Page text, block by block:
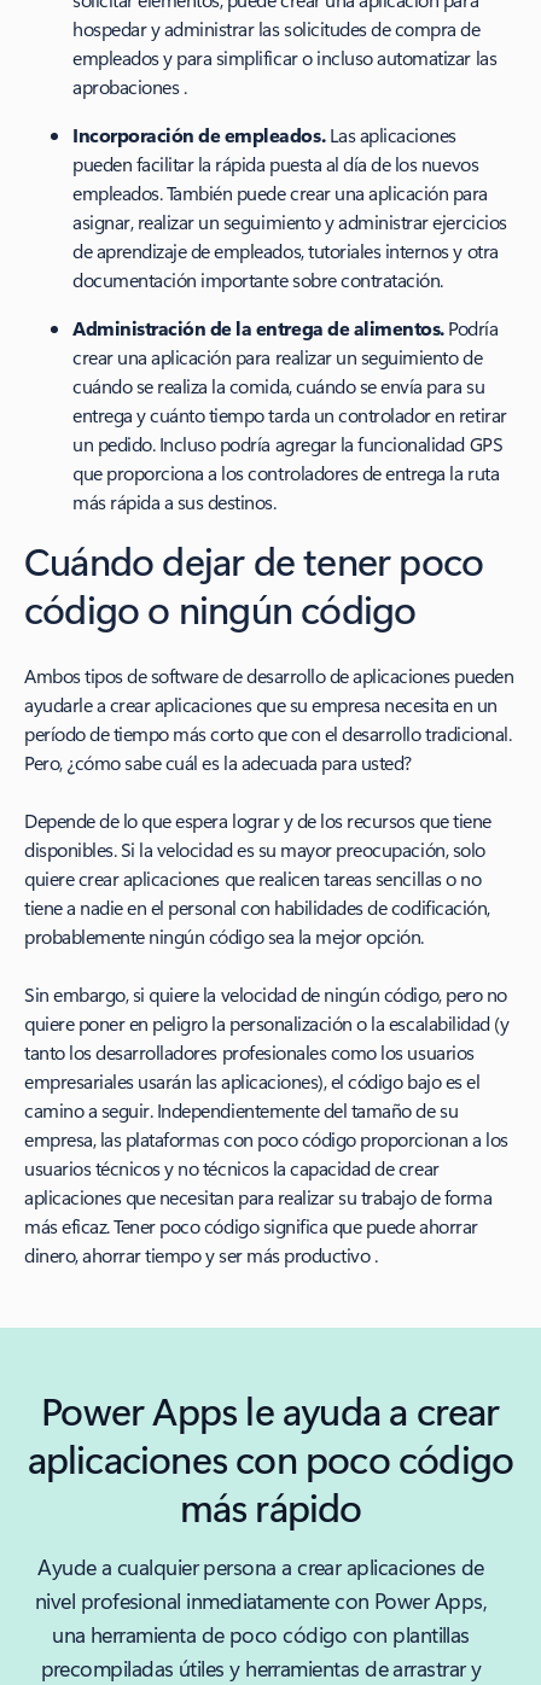
hospedar y administrar las solicitudes de compra de
empleados y para simplificar o incluso automatizar las
aprobaciones .
Incorporación de empleados.Las aplicaciones
pueden facilitar la rápida puesta al día de los nuevos
empleados. También puede crear una aplicación para
asignar, realizar un seguimiento y administrar ejercicios
de aprendizaje de empleados, tutoriales internos y otra
documentación importante sobre contratación.
Administración de la entrega de alimentos.Podría
crear una aplicación para realizar un seguimiento de
cuándo se realiza la comida, cuándo se envía para su
entrega y cuánto tiempo tarda un controlador en retirar
un pedido. Incluso podría agregar la funcionalidad GPS
que proporciona a los controladores de entrega la ruta
más rápida a sus destinos.
Cuándo dejar de tener poco
código o ningún código
Ambos tipos de software de desarrollo de aplicaciones pueden
ayudarle a crear aplicaciones que su empresa necesita en un
período de tiempo más corto que con el desarrollo tradicional.
Pero, ¿cómo sabe cuál es la adecuada para usted?
Depende de lo que espera lograr y de los recursos que tiene
disponibles. Si la velocidad es su mayor preocupación, solo
quiere crear aplicaciones que realicen tareas sencillas o no
tiene a nadie en el personal con habilidades de codificación,
probablemente ningún código sea la mejor opción.
Sin embargo, si quiere la velocidad de ningún código, pero no
quiere poner en peligro la personalización o la escalabilidad (y
tanto los desarrolladores profesionales como los usuarios
empresariales usarán las aplicaciones), el código bajo es el
camino a seguir. Independientemente del tamaño de su
empresa, las plataformas con poco código proporcionan a los
usuarios técnicos y no técnicos la capacidad de crear
aplicaciones que necesitan para realizar su trabajo de forma
más eficaz. Tener poco código significa que puede ahorrar
dinero, ahorrar tiempo y ser más productivo .
Power Apps le ayuda a crear
aplicaciones con poco código
más rápido
Ayude a cualquier persona a crear aplicaciones de
nivel profesional inmediatamente con Power Apps,
una herramienta de poco código con plantillas
precompiladas útiles y herramientas de arrastrar y